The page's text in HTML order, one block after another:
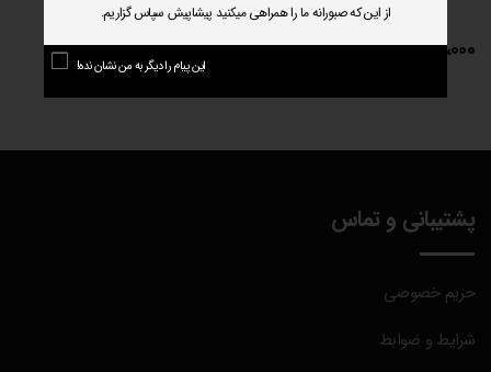
210،000تومان
پشتیبانی و تماس
حریم خصوصی
شرایط و ضوابط
از این که صبورانه ما را همراهی میکنید پیشاپیش سپاس گزاریم.
این پیام را دیگر به من نشان نده!